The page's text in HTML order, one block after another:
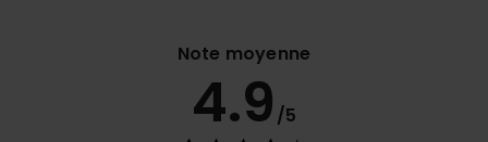
Note moyenne
4.9 /5